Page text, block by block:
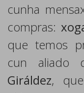
cunha
compras:
que temos
cun aliado
Giráldez,